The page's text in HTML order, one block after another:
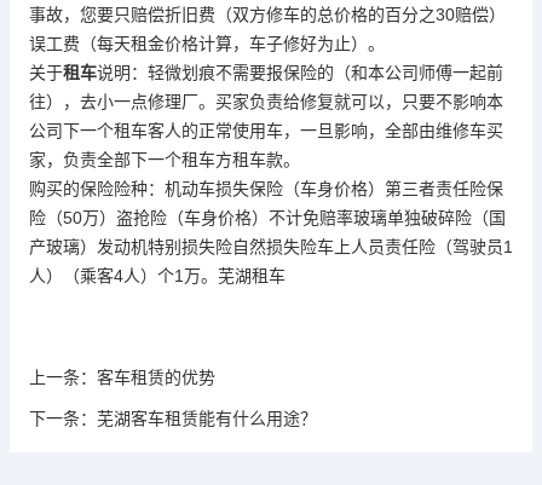
事故，您要只赔偿折旧费（双方修车的总价格的百分之30赔偿）
误工费（每天租金价格计算，车子修好为止）。
关于租车说明：轻微划痕不需要报保险的（和本公司师傅一起前
往），去小一点修理厂。买家负责给修复就可以，只要不影响本
公司下一个租车客人的正常使用车，一旦影响，全部由维修车买
家，负责全部下一个租车方租车款。
购买的保险险种：机动车损失保险（车身价格）第三者责任险保
险（50万）盗抢险（车身价格）不计免赔率玻璃单独破碎险（国
产玻璃）发动机特别损失险自然损失险车上人员责任险（驾驶员1
人）（乘客4人）个1万。芜湖租车
上一条： 客车租赁的优势
下一条： 芜湖客车租赁能有什么用途？